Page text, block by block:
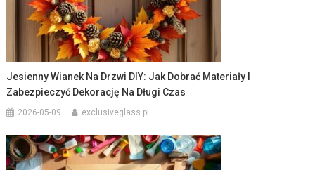
Jesienny Wianek Na Drzwi DIY: Jak Dobrać Materiały I
Zabezpieczyć Dekorację Na Długi Czas
2026-05-09 exclusiveglass.pl